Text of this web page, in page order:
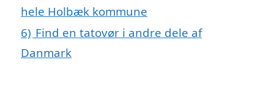
hele Holbæk kommune
6) Find en tatovør i andre dele af
Danmark